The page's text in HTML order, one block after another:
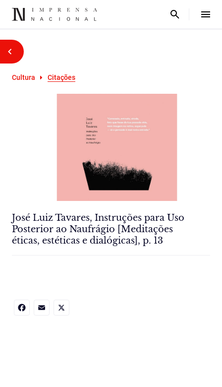
Cultura Citações
José Luiz Tavares, Instruções para Uso
Posterior ao Naufrágio [Meditações
éticas, estéticas e dialógicas], p. 13